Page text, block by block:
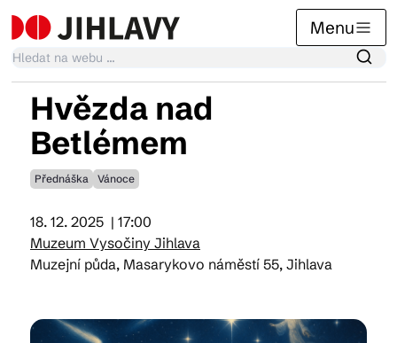
Menu
Kalendář akcí
Tradiční akce
Články
Suvenýry
Hvězda nad
Betlémem
Přednáška Vánoce
18. 12. 2025 | 17:00
Muzeum Vysočiny Jihlava
Muzejní půda, Masarykovo náměstí 55, Jihlava